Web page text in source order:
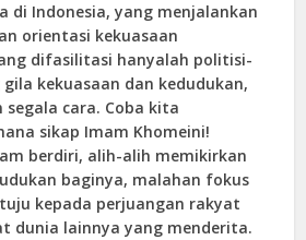
di Indonesia, yang menjalankan
orientasi kekuasaan
difasilitasi hanyalah politisi-
kekuasaan dan kedudukan,
cara. Coba kita
sikap Imam Khomeini!
berdiri, alih-alih memikirkan
baginya, malahan fokus
kepada perjuangan rakyat
dunia lainnya yang menderita.